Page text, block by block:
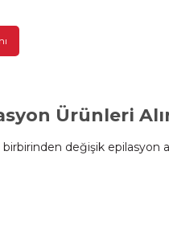
Ürünleri
değişik epilasyon